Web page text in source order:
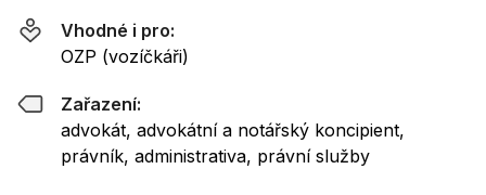
Vhodné i pro:
OZP (vozíčkáři)
Zařazení:
advokát, advokátní a notářský koncipient,
právník, administrativa, právní služby